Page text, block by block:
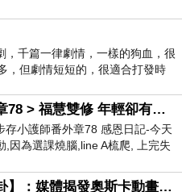
門 也未必讀
，千篇一律劇情，一樣的狗血，很
，但劇情短短的，很適合打發時
小護師番外章78 > 福慧雙修 年輕卻有個老靈魂 ㄑ金剛經〉podcast
小護師番外章78 感恩日記-今天
,因為選課燒腦,line A梳爬, 上完失
【電影圈八卦】：媒體揭發奧斯卡動畫項目投票醜聞！好萊塢為什麼看不起動畫電影？